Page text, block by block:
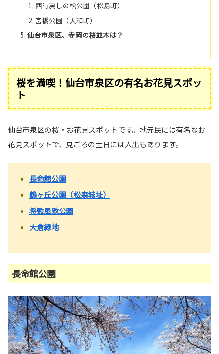
西行戻しの松公園（松島町）
宮橋公園（大和町）
仙台市泉区、寺岡の桜並木は？
桜を満喫！仙台市泉区の有名お花見スポッ
ト
仙台市泉区の桜・お花見スポットです。地元民には有名なお
花見スポットで、見ごろの土日には人出もあります。
長命館公園
鶴ヶ丘公園（松森城址）
将監風致公園
大倉緑地
長命館公園